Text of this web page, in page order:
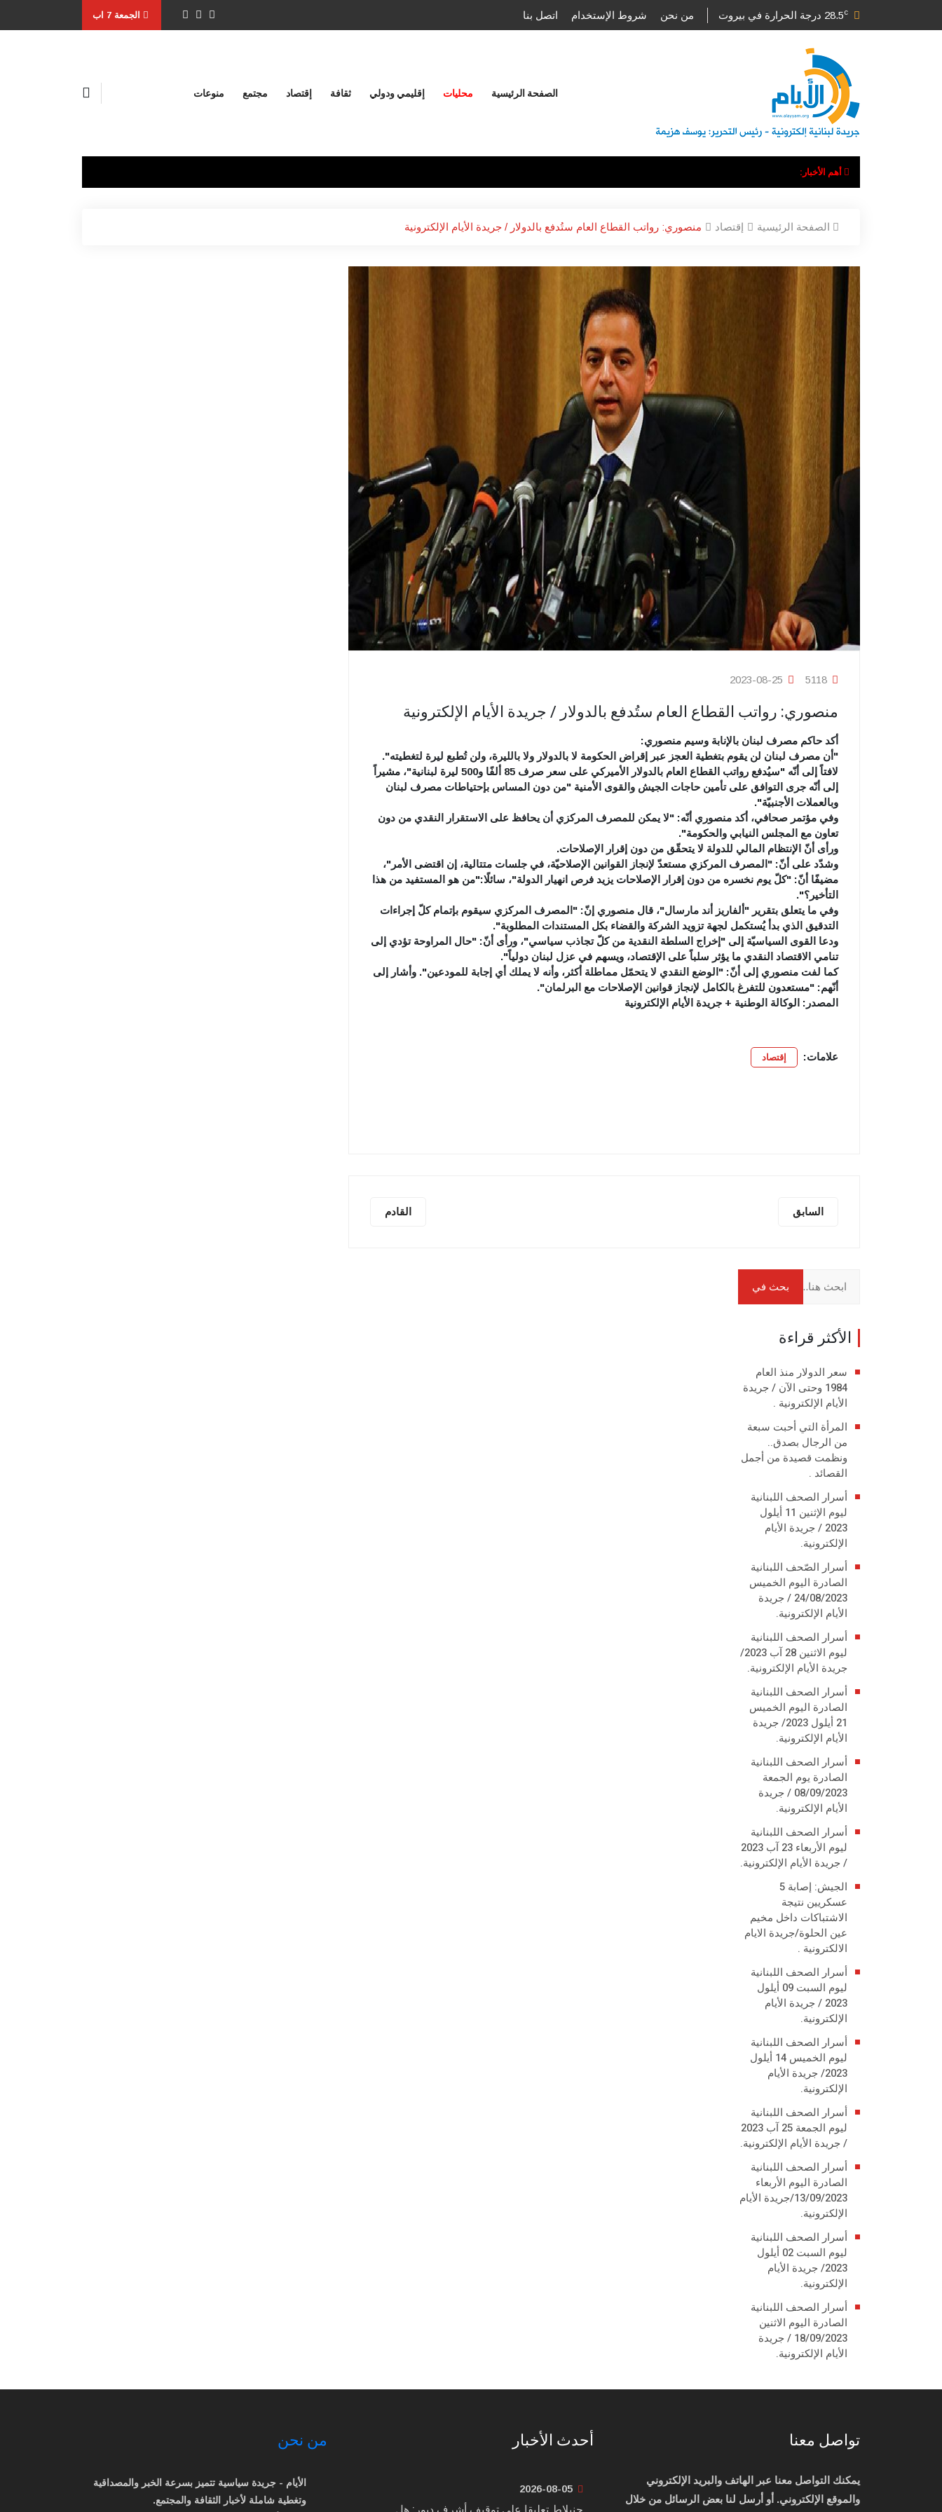
28.5c درجة الحرارة في بيروت من نحن شروط الإستخدام اتصل بنا الجمعة 7 اب
الصفحة الرئيسية محليات إقليمي ودولي ثقافة إقتصاد مجتمع منوعات
أهم الأخبار:
الصفحة الرئيسية إقتصاد منصوري: رواتب القطاع العام ستُدفع بالدولار / جريدة الأيام الإلكترونية
منصوري: رواتب القطاع العام ستُدفع بالدولار / جريدة الأيام الإلكترونية
أكد حاكم مصرف لبنان بالإنابة وسيم منصوري:
"أن مصرف لبنان لن يقوم بتغطية العجز عبر إقراض الحكومة لا بالدولار ولا بالليرة، ولن تُطبع ليرة لتغطيته".
لافتاً إلى أنّه "سيُدفع رواتب القطاع العام بالدولار الأميركي على سعر صرف 85 ألفًا و500 ليرة لبنانية"، مشيراً
إلى أنّه جرى التوافق على تأمين حاجات الجيش والقوى الأمنية "من دون المساس بإحتياطات مصرف لبنان
وبالعملات الأجنبيّة".
وفي مؤتمر صحافي، أكد منصوري أنّه: "لا يمكن للمصرف المركزي أن يحافظ على الاستقرار النقدي من دون
تعاون مع المجلس النيابي والحكومة".
ورأى أنّ الإنتظام المالي للدولة لا يتحقّق من دون إقرار الإصلاحات.
وشدّد على أنّ: "المصرف المركزي مستعدّ لإنجاز القوانين الإصلاحيّة، في جلسات متتالية، إن اقتضى الأمر"،
مضيفًا أنّ: "كلّ يوم نخسره من دون إقرار الإصلاحات يزيد فرص انهيار الدولة"، سائلًا:"من هو المستفيد من هذا
التأخير؟".
وفي ما يتعلق بتقرير "ألفاريز أند مارسال"، قال منصوري إنّ: "المصرف المركزي سيقوم بإتمام كلّ إجراءات
التدقيق الذي بدأ يُستكمل لجهة تزويد الشركة والقضاء بكل المستندات المطلوبة".
ودعا القوى السياسيّة إلى "إخراج السلطة النقدية من كلّ تجاذب سياسي"، ورأى أنّ: "حال المراوحة تؤدي إلى
تنامي الاقتصاد النقدي ما يؤثر سلباً على الإقتصاد، ويسهم في عزل لبنان دولياً".
كما لفت منصوري إلى أنّ: "الوضع النقدي لا يتحمّل مماطلة أكثر، وأنه لا يملك أي إجابة للمودعين". وأشار إلى
أنّهم: "مستعدون للتفرغ بالكامل لإنجاز قوانين الإصلاحات مع البرلمان".
المصدر: الوكالة الوطنية + جريدة الأيام الإلكترونية
علامات: إقتصاد
القادم السابق
الأكثر قراءة
سعر الدولار منذ العام
1984 وحتى الآن / جريدة
الأيام الإلكترونية .
المرأة التي أحبت سبعة
من الرجال بصدق..
ونظمت قصيدة من أجمل
القصائد .
أسرار الصحف اللبنانية
ليوم الإثنين 11 أيلول
2023 / جريدة الأيام
الإلكترونية.
أسرار الصّحف اللبنانية
الصادرة اليوم الخميس
24/08/2023 / جريدة
الأيام الإلكترونية.
أسرار الصحف اللبنانية
ليوم الاثنين 28 آب 2023/
جريدة الأيام الإلكترونية.
أسرار الصحف اللبنانية
الصادرة اليوم الخميس
21 أيلول 2023/ جريدة
الأيام الإلكترونية.
أسرار الصحف اللبنانية
الصادرة يوم الجمعة
08/09/2023 / جريدة
الأيام الإلكترونية.
أسرار الصحف اللبنانية
ليوم الأربعاء 23 آب 2023
/ جريدة الأيام الإلكترونية.
الجيش: إصابة 5
عسكريين نتيجة
الاشتباكات داخل مخيم
عين الحلوة/جريدة الايام
الالكترونية .
أسرار الصحف اللبنانية
ليوم السبت 09 أيلول
2023 / جريدة الأيام
الإلكترونية.
أسرار الصحف اللبنانية
ليوم الخميس 14 أيلول
2023/ جريدة الأيام
الإلكترونية.
أسرار الصحف اللبنانية
ليوم الجمعة 25 آب 2023
/ جريدة الأيام الإلكترونية.
أسرار الصحف اللبنانية
الصادرة اليوم الأربعاء
13/09/2023/جريدة الأيام
الإلكترونية.
أسرار الصحف اللبنانية
ليوم السبت 02 أيلول
2023/ جريدة الأيام
الإلكترونية.
أسرار الصحف اللبنانية
الصادرة اليوم الاثنين
18/09/2023 / جريدة
الأيام الإلكترونية.
تواصل معنا
يمكنك التواصل معنا عبر الهاتف والبريد الإلكتروني
والموقع الإلكتروني. أو أرسل لنا بعض الرسائل من خلال
أحدث الأخبار من نحن
الأيام - جريدة سياسية تتميز بسرعة الخبر والمصداقية
وتغطية شاملة لأخبار الثقافة والمجتمع.